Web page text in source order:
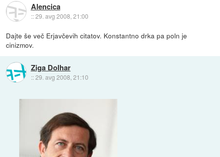
Alencica
::29. avg 2008, 21:00
Dajte še več Erjavčevih citatov. Konstantno drka pa poln je
cinizmov.
Ziga Dolhar
::29. avg 2008, 21:10